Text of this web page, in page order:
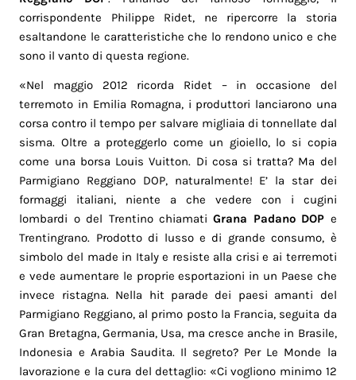
corrispondente Philippe Ridet, ne ripercorre la storia
esaltandone le caratteristiche che lo rendono unico e che
sono il vanto di questa regione.
«Nel maggio 2012 ricorda Ridet – in occasione del
terremoto in Emilia Romagna, i produttori lanciarono una
corsa contro il tempo per salvare migliaia di tonnellate dal
sisma. Oltre a proteggerlo come un gioiello, lo si copia
come una borsa Louis Vuitton. Di cosa si tratta? Ma del
Parmigiano Reggiano DOP, naturalmente! E’ la star dei
formaggi italiani, niente a che vedere con i cugini
lombardi o del Trentino chiamatiGrana Padano DOP e
Trentingrano. Prodotto di lusso e di grande consumo, è
simbolo del made in Italy e resiste alla crisi e ai terremoti
e vede aumentare le proprie esportazioni in un Paese che
invece ristagna. Nella hit parade dei paesi amanti del
Parmigiano Reggiano, al primo posto la Francia, seguita da
Gran Bretagna, Germania, Usa, ma cresce anche in Brasile,
Indonesia e Arabia Saudita. Il segreto? Per Le Monde la
lavorazione e la cura del dettaglio: «Ci vogliono minimo 12